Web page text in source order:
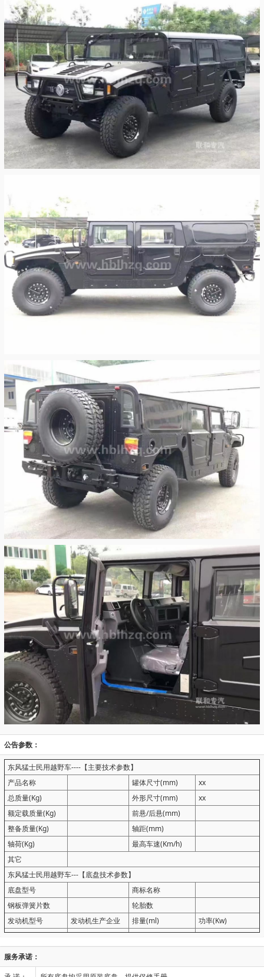
公告参数：
东风猛士民用越野车----【主要技术参数】
产品名称
罐体尺寸(mm)
xx
总质量(Kg)
外形尺寸(mm)
xx
额定载质量(Kg)
前悬/后悬(mm)
整备质量(Kg)
轴距(mm)
轴荷(Kg)
最高车速(Km/h)
其它
东风猛士民用越野车---【底盘技术参数】
底盘型号
商标名称
钢板弹簧片数
轮胎数
发动机型号
发动机生产企业 排量(ml) 功率(Kw)
服务承诺：